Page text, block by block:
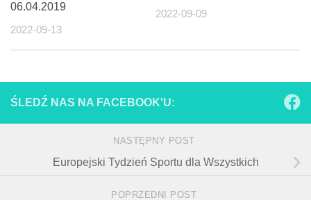
06.04.2019
2022-09-13
2022-09-09
ŚLEDŹ NAS NA FACEBOOK'U:
NASTĘPNY POST
Europejski Tydzień Sportu dla Wszystkich
POPRZEDNI POST